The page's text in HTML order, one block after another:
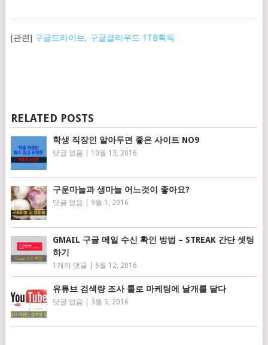
[관련] 구글드라이브, 구글클라우드 1TB획득
RELATED POSTS
학생 직장인 알아두면 좋은 사이트 NO9
댓글 없음 10월 13, 2016
구운마늘과 생마늘 어느것이 좋아요?
댓글 없음 9월 1, 2016
GMAIL 구글 메일 수신 확인 방법 – STREAK 간단 셋팅
하기
1개의 댓글 6월 12, 2016
유튜브 검색량 조사 툴로 마케팅에 날개를 달다
댓글 없음 3월 5, 2016